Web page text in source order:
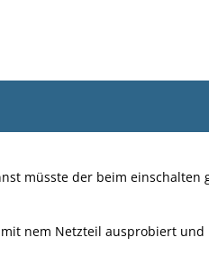
müsste der beim einschalten
nem Netzteil ausprobiert